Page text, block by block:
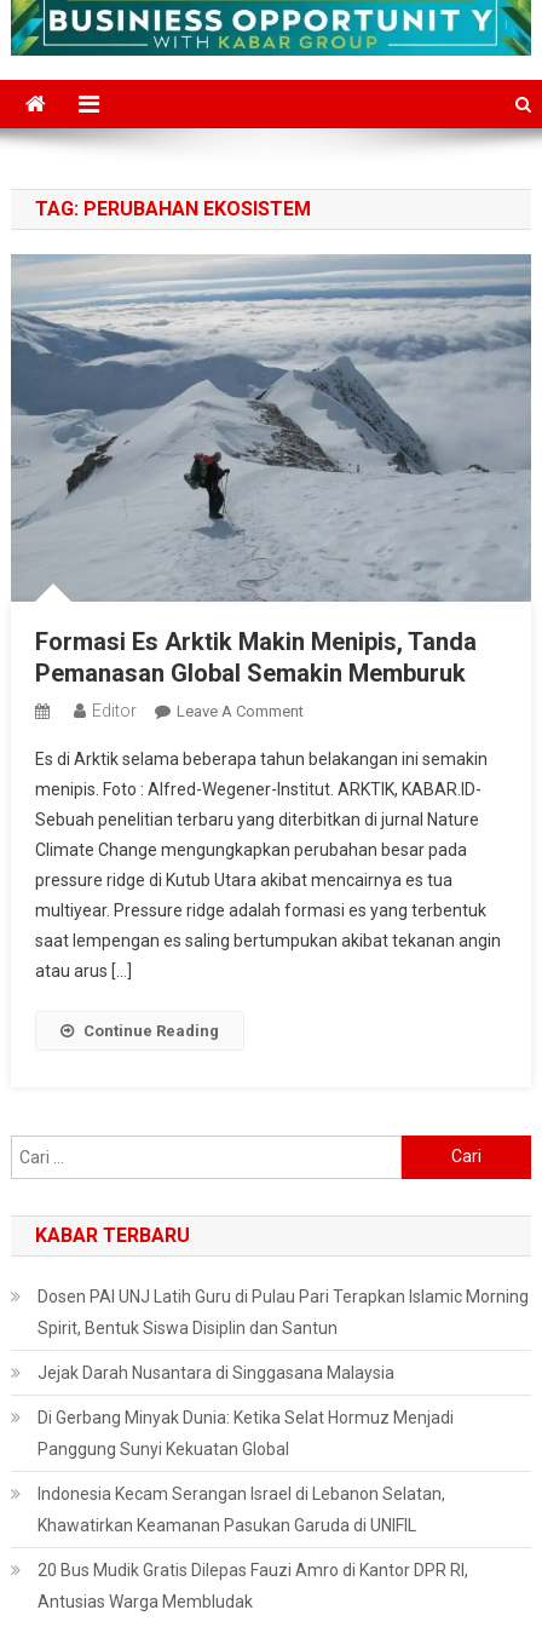
TAG: PERUBAHAN EKOSISTEM
Formasi Es Arktik Makin Menipis, Tanda
Pemanasan Global Semakin Memburuk
Editor Leave A CommentOn
Es
Arktik
Makin
Menipis,
Tanda
Pemanasan
Global
Es di Arktik selama beberapa tahun belakangan ini semakin
menipis. Foto : Alfred-Wegener-Institut. ARKTIK, KABAR.ID-
Sebuah penelitian terbaru yang diterbitkan di jurnal Nature
Climate Change mengungkapkan perubahan besar pada
pressure ridge di Kutub Utara akibat mencairnya es tua
multiyear. Pressure ridge adalah formasi es yang terbentuk
saat lempengan es saling bertumpukan akibat tekanan angin
atau arus […]
Continue Reading
untuk:
KABAR TERBARU
Dosen PAI UNJ Latih Guru di Pulau Pari Terapkan Islamic Morning
Spirit, Bentuk Siswa Disiplin dan Santun
Jejak Darah Nusantara di Singgasana Malaysia
Di Gerbang Minyak Dunia: Ketika Selat Hormuz Menjadi
Panggung Sunyi Kekuatan Global
Indonesia Kecam Serangan Israel di Lebanon Selatan,
Khawatirkan Keamanan Pasukan Garuda di UNIFIL
20 Bus Mudik Gratis Dilepas Fauzi Amro di Kantor DPR RI,
Antusias Warga Membludak